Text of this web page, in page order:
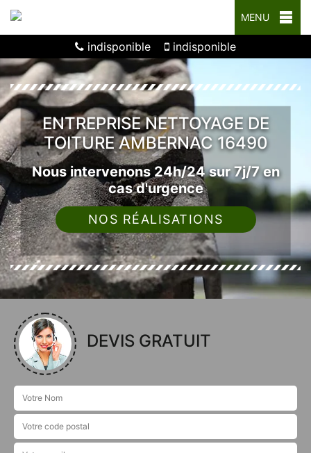
MENU
indisponible indisponible
ENTREPRISE NETTOYAGE DE
TOITURE AMBERNAC 16490
Nous intervenons 24h/24 sur 7j/7 en
cas d'urgence
NOS RÉALISATIONS
DEVIS GRATUIT